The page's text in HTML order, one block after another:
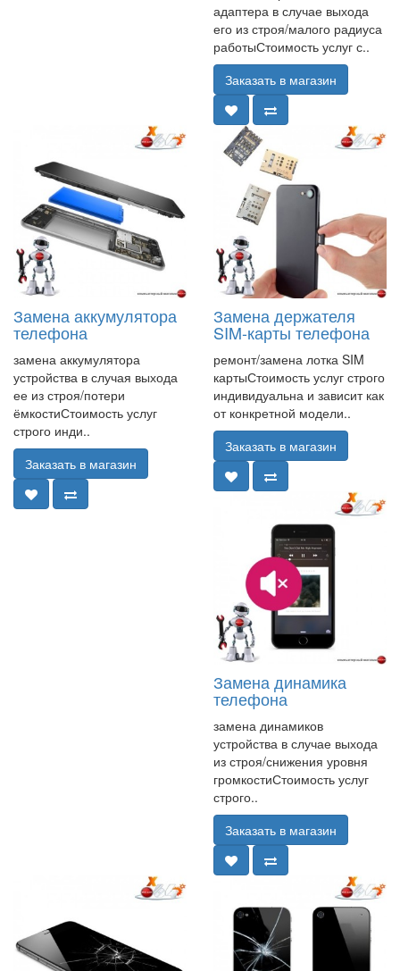
адаптера в случае выхода
его из строя/малого радиуса
работыСтоимость услуг с..
Заказать в магазин
Замена аккумулятора
телефона
замена аккумулятора
устройства в случая выхода
ее из строя/потери
ёмкостиСтоимость услуг
строго инди..
Заказать в магазин
Замена держателя
SIM-карты телефона
ремонт/замена лотка SIM
картыСтоимость услуг строго
индивидуальна и зависит как
от конкретной модели..
Заказать в магазин
Замена динамика
телефона
замена динамиков
устройства в случае выхода
из строя/снижения уровня
громкостиСтоимость услуг
строго..
Заказать в магазин